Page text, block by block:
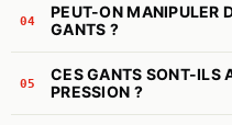
04
PEUT-ON MANIPULER
GANTS ?
05
CES GANTS SONT-ILS
PRESSION ?